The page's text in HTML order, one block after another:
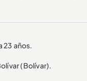
23 años.
(Bolívar).